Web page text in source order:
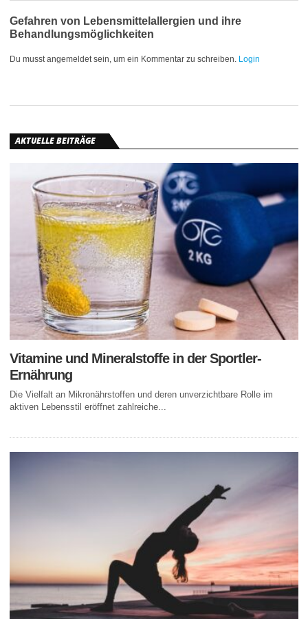
Gefahren von Lebensmittelallergien und ihre
Behandlungsmöglichkeiten
Du musst angemeldet sein, um ein Kommentar zu schreiben. Login
AKTUELLE BEITRÄGE
Vitamine und Mineralstoffe in der Sportler-
Ernährung
Die Vielfalt an Mikronährstoffen und deren unverzichtbare Rolle im
aktiven Lebensstil eröffnet zahlreiche...